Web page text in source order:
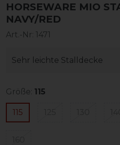
HORSEWARE MIO
NAVY/RED
Art.-Nr: 1471
Sehr leichte Stalldecke
Größe: 115
115